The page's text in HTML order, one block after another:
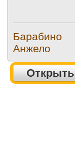
Барабино
Анжело
Открыть